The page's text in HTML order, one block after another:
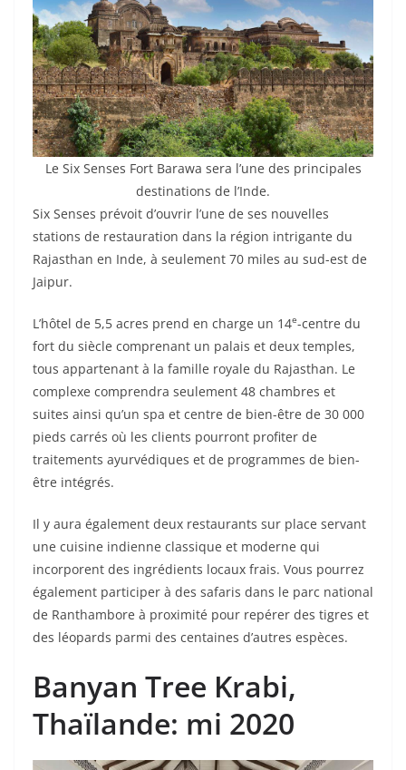
Le Six Senses Fort Barawa sera l’une des principales
destinations de l’Inde.
Six Senses prévoit d’ouvrir l’une de ses nouvelles
stations de restauration dans la région intrigante du
Rajasthan en Inde, à seulement 70 miles au sud-est de
Jaipur.
L’hôtel de 5,5 acres prend en charge un 14e-centre du
fort du siècle comprenant un palais et deux temples,
tous appartenant à la famille royale du Rajasthan. Le
complexe comprendra seulement 48 chambres et
suites ainsi qu’un spa et centre de bien-être de 30 000
pieds carrés où les clients pourront profiter de
traitements ayurvédiques et de programmes de bien-
être intégrés.
Il y aura également deux restaurants sur place servant
une cuisine indienne classique et moderne qui
incorporent des ingrédients locaux frais. Vous pourrez
également participer à des safaris dans le parc national
de Ranthambore à proximité pour repérer des tigres et
des léopards parmi des centaines d’autres espèces.
Banyan Tree Krabi,
Thaïlande: mi 2020